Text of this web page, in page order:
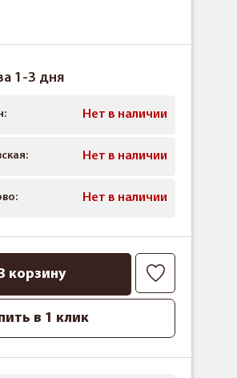
1-3 дня
Нет в наличии
Нет в наличии
Нет в наличии
корзину
в 1 клик